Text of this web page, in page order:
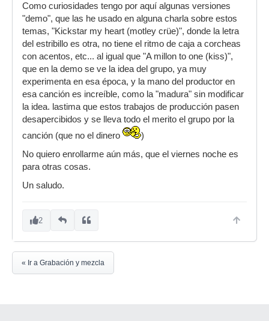
Como curiosidades tengo por aquí algunas versiones
"demo", que las he usado en alguna charla sobre estos
temas, "Kickstar my heart (motley crüe)", donde la letra
del estribillo es otra, no tiene el ritmo de caja a corcheas
con acentos, etc... al igual que "A millon to one (kiss)",
que en la demo se ve la idea del grupo, ya muy
experimenta en esa época, y la mano del productor en
esa canción es increíble, como la "madura" sin modificar
la idea. lastima que estos trabajos de producción pasen
desapercibidos y se lleva todo el merito el grupo por la
canción (que no el dinero
)
No quiero enrollarme aún más, que el viernes noche es
para otras cosas.
Un saludo.
2
« Ir a Grabación y mezcla